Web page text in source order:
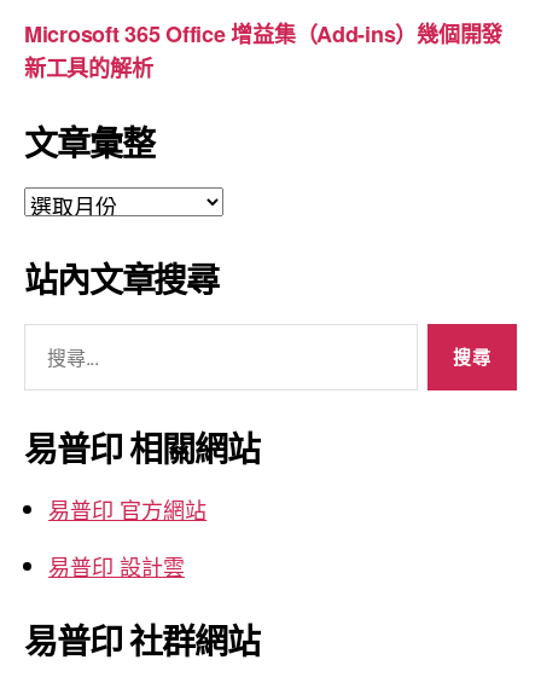
Microsoft 365 Office 增益集（Add-ins）幾個開發
新工具的解析
文章彙整
文
彙
整
站內文章搜尋
關
鍵
字:
易普印 相關網站
易普印 官方網站
易普印 設計雲
易普印 社群網站